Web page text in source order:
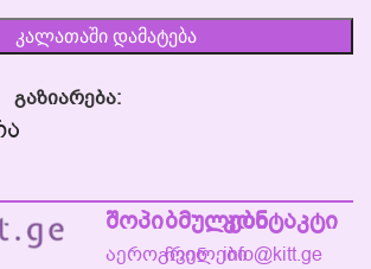
კალათაში დამატება
გაზიარება:
შოპი
აეროგრილები
ბმულები
ჩვენ
კონტაკტი
info@kitt.ge